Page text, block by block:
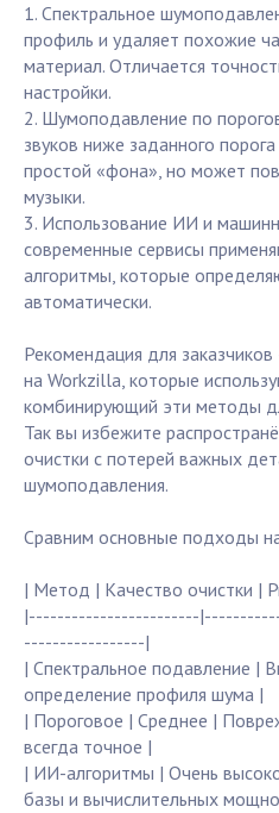
1. Спектральное
профиль и удаляет похожие
материал. Отличается
настройки.
2. Шумоподавление по
звуков ниже заданного
простой «фона», но может
музыки.
3. Использование ИИ и
современные сервисы
алгоритмы, которые
автоматически.
Рекомендация для
на Workzilla, которые
комбинирующий эти методы
Так вы избежите
очистки с потерей важных
шумоподавления.
Сравним основные подходы
| Метод | Качество очистки |
|------------------------
-----------------|
| Спектральное подавление |
определение профиля шума |
| Пороговое | Среднее |
всегда точное |
| ИИ-алгоритмы | Очень
базы и вычислительных